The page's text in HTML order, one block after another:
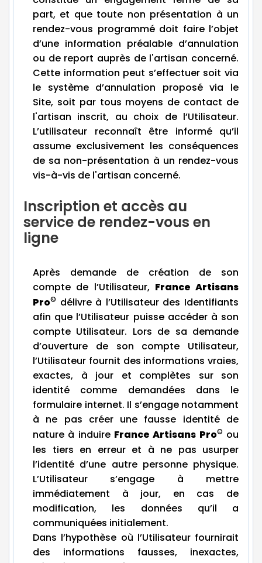
part, et que toute non présentation à un
rendez-vous programmé doit faire l’objet
d’une information préalable d’annulation
ou de report auprès de l'artisan concerné.
Cette information peut s’effectuer soit via
le système d’annulation proposé via le
Site, soit par tous moyens de contact de
l'artisan inscrit, au choix de l’Utilisateur.
L’utilisateur reconnaît être informé qu’il
assume exclusivement les conséquences
de sa non-présentation à un rendez-vous
vis-à-vis de l'artisan concerné.
Inscription et accès au
service de rendez-vous en
ligne
Après demande de création de son
compte de l’Utilisateur, France Artisans
Pro© délivre à l’Utilisateur des Identifiants
afin que l’Utilisateur puisse accéder à son
compte Utilisateur. Lors de sa demande
d’ouverture de son compte Utilisateur,
l’Utilisateur fournit des informations vraies,
exactes, à jour et complètes sur son
identité comme demandées dans le
formulaire internet. Il s’engage notamment
à ne pas créer une fausse identité de
nature à induire France Artisans Pro© ou
les tiers en erreur et à ne pas usurper
l’identité d’une autre personne physique.
L’Utilisateur s’engage à mettre
immédiatement à jour, en cas de
modification, les données qu’il a
communiquées initialement.
Dans l’hypothèse où l’Utilisateur fournirait
des informations fausses, inexactes,